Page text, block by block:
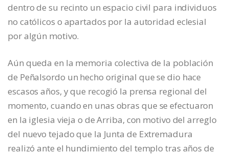
dentro de su recinto un espacio civil para individuos
no católicos o apartados por la autoridad eclesial
por algún motivo.
Aún queda en la memoria colectiva de la población
de Peñalsordo un hecho original que se dio hace
escasos años, y que recogió la prensa regional del
momento, cuando en unas obras que se efectuaron
en la iglesia vieja o de Arriba, con motivo del arreglo
del nuevo tejado que la Junta de Extremadura
realizó ante el hundimiento del templo tras años de